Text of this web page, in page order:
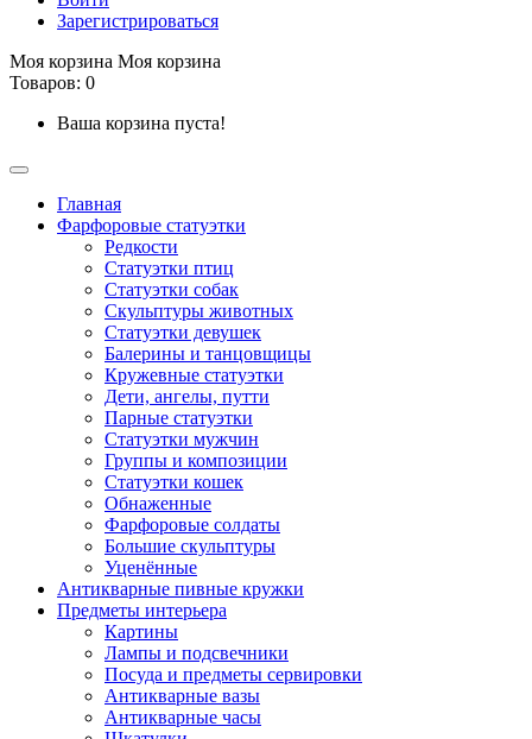
Зарегистрироваться
Моя корзина Моя корзина
Товаров: 0
Ваша корзина пуста!
Главная
Фарфоровые статуэтки
Редкости
Cтатуэтки птиц
Cтатуэтки собак
Скульптуры животных
Статуэтки девушек
Балерины и танцовщицы
Кружевные статуэтки
Дети, ангелы, путти
Парные статуэтки
Статуэтки мужчин
Группы и композиции
Статуэтки кошек
Обнаженные
Фарфоровые солдаты
Большие скульптуры
Уценённые
Антикварные пивные кружки
Предметы интерьера
Картины
Лампы и подсвечники
Посуда и предметы сервировки
Антикварные вазы
Антикварные часы